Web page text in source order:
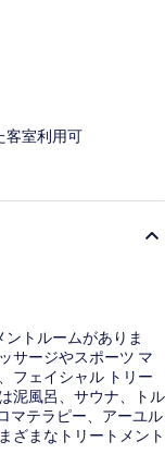
客室利用可
トルームがありま
サージやスポーツ マ
フェイシャル トリー
泥風呂、サウナ、トル
マテラピー、アーユル
ざまなトリートメント